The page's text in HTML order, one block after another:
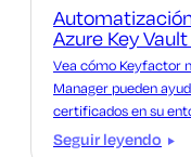
Azure Key
Vea cómo Keyfactor
Manager pueden
certificados en su
Seguir leyendo